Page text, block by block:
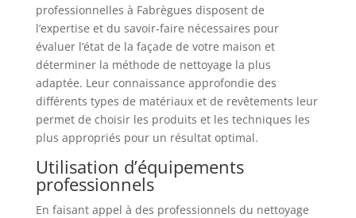
professionnelles à Fabrègues disposent de
l’expertise et du savoir-faire nécessaires pour
évaluer l’état de la façade de votre maison et
déterminer la méthode de nettoyage la plus
adaptée. Leur connaissance approfondie des
différents types de matériaux et de revêtements leur
permet de choisir les produits et les techniques les
plus appropriés pour un résultat optimal.
Utilisation d’équipements
professionnels
En faisant appel à des professionnels du nettoyage